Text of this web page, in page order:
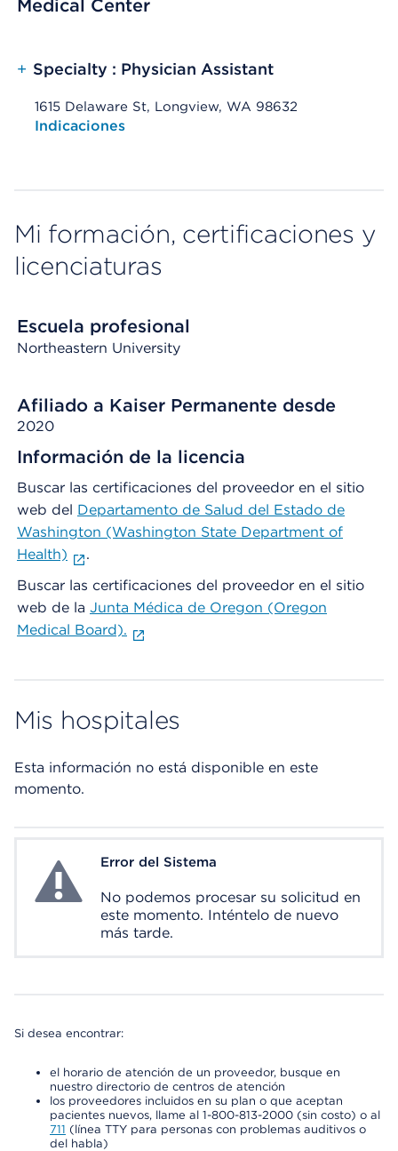
Medical Center
+ Specialty : Physician Assistant
1615 Delaware St, Longview, WA 98632
Opens native map application on mobile devices
Indicaciones
Mi formación, certificaciones y
licenciaturas
Escuela profesional
Northeastern University
Afiliado a Kaiser Permanente desde
2020
Información de la licencia
Buscar las certificaciones del proveedor en el sitio
web del Departamento de Salud del Estado de
Washington (Washington State Department of
Health)
.
Buscar las certificaciones del proveedor en el sitio
web de la Junta Médica de Oregon (Oregon
Medical Board).
Mis hospitales
Esta información no está disponible en este
momento.
System ErrorError del Sistema
No podemos procesar su solicitud en
este momento. Inténtelo de nuevo
más tarde.
Si desea encontrar:
el horario de atención de un proveedor, busque en
nuestro directorio de centros de atención
los proveedores incluidos en su plan o que aceptan
pacientes nuevos, llame al 1-800-813-2000 (sin costo) o al
711 (línea TTY para personas con problemas auditivos o
del habla)